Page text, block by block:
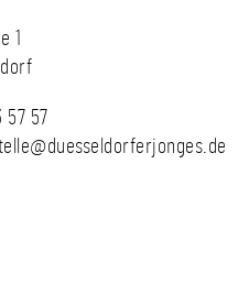
1
57 57